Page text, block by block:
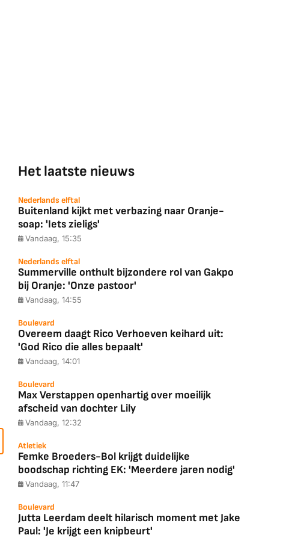
Het laatste nieuws
Nederlands elftal
Buitenland kijkt met verbazing naar Oranje-
soap: 'Iets zieligs'
Vandaag, 15:35
Nederlands elftal
Summerville onthult bijzondere rol van Gakpo
bij Oranje: 'Onze pastoor'
Vandaag, 14:55
Boulevard
Overeem daagt Rico Verhoeven keihard uit:
'God Rico die alles bepaalt'
Vandaag, 14:01
Boulevard
Max Verstappen openhartig over moeilijk
afscheid van dochter Lily
Vandaag, 12:32
Atletiek
Femke Broeders-Bol krijgt duidelijke
boodschap richting EK: 'Meerdere jaren nodig'
Vandaag, 11:47
Boulevard
Jutta Leerdam deelt hilarisch moment met Jake
Paul: 'Je krijgt een knipbeurt'